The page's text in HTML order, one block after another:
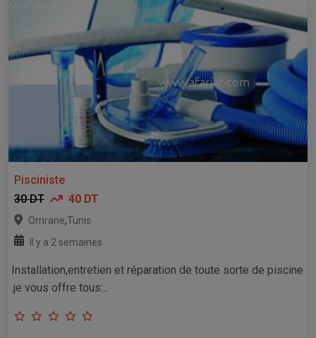
Pisciniste
30 DT
40 DT
Omrane,Tunis
Il y a 2 semaines
Installation,entretien et réparation de toute sorte de piscine
.je vous offre tous:...